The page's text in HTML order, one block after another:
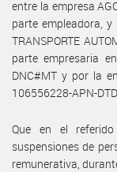
entre la empresa
parte empleadora, y
TRANSPORTE
parte empresaria
DNC#MT y por la
106556228-APN-
Que en el
suspensiones de
remunerativa,